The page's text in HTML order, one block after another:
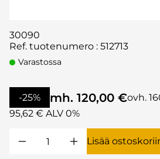
30090
Ref. tuotenumero : 512713
Varastossa
-25% mh. 120,00 €
95,62 € ALV 0%
Lisää